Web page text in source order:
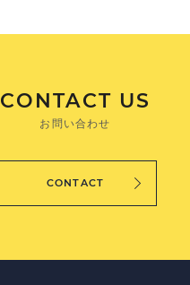
CONTACT US
お問い合わせ
CONTACT